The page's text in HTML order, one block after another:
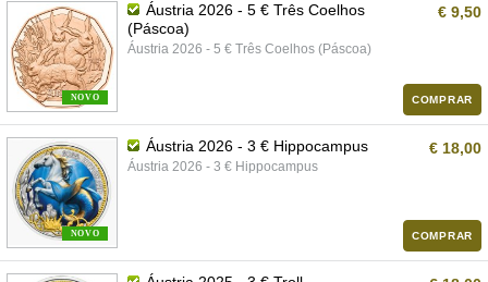
NOVO
Áustria 2026 - 5 € Três Coelhos
(Páscoa)
Áustria 2026 - 5 € Três Coelhos (Páscoa)
€ 9,50
COMPRAR
NOVO
Áustria 2026 - 3 € Hippocampus
Áustria 2026 - 3 € Hippocampus
€ 18,00
COMPRAR